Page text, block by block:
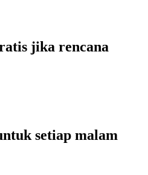
jika rencana
setiap malam